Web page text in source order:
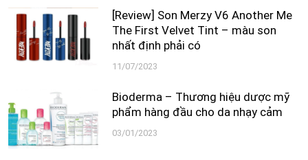
[Review] Son Merzy V6 Another Me
The First Velvet Tint – màu son
nhất định phải có
11/07/2023
Bioderma – Thương hiệu dược mỹ
phẩm hàng đầu cho da nhạy cảm
03/01/2023